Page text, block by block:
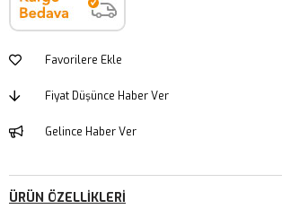
Favorilere Ekle
Fiyat Düşünce Haber Ver
Gelince Haber Ver
ÜRÜN ÖZELLIKLERI